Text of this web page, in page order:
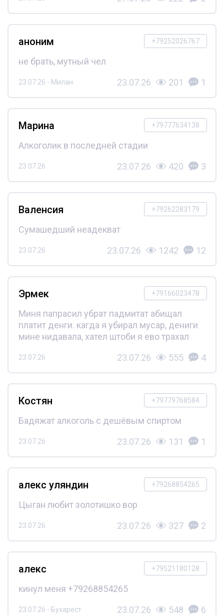
+79252026767
аноним
не брать, мутный чел
23.07.26 - Милан 23.07.26 201 1
+79777634138
Марина
Алкоголик в последней стадии
23.07.26 23.07.26 420 3
+79262283179
Валенсия
Сумашедший неадекват
23.07.26 23.07.26 1242 12
+79166023478
Эрмек
Миня папрасил убрат падмитат абищал
платит денги. кагда я убирал мусар, дениги
мине нидавала, хател штоби я ево трахал
23.07.26 23.07.26 555 4
+79779768584
Костян
Бадяжат алкоголь с дешёвым спиртом
23.07.26 23.07.26 131 1
+79268854265
алекс уляндин
Цыган любит золотишко вор
23.07.26 23.07.26 327 2
+79521180128
алекс
кинул меня +79268854265
23.07.26 - Бухарест 23.07.26 548 6